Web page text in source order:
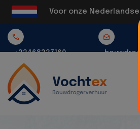
Voor onze
+32468337160